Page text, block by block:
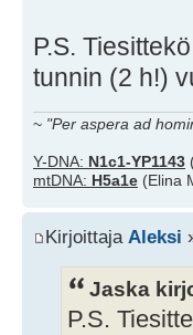
P.S.
tunnin (2 h!)
~ "Per aspera ad
Y-DNA: N1c1-YP1143
mtDNA: H5a1e (Elina
Kirjoittaja Aleksi
Jaska
P.S.